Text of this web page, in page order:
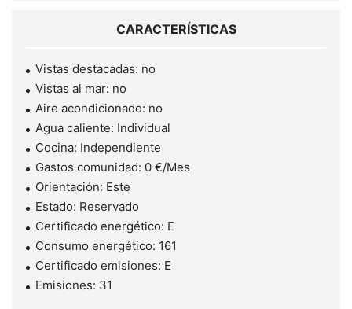
CARACTERÍSTICAS
Vistas destacadas: no
Vistas al mar: no
Aire acondicionado: no
Agua caliente: Individual
Cocina: Independiente
Gastos comunidad: 0 €/Mes
Orientación: Este
Estado: Reservado
Certificado energético: E
Consumo energético: 161
Certificado emisiones: E
Emisiones: 31